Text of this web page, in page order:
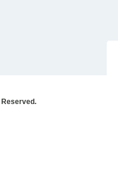
Reserved.